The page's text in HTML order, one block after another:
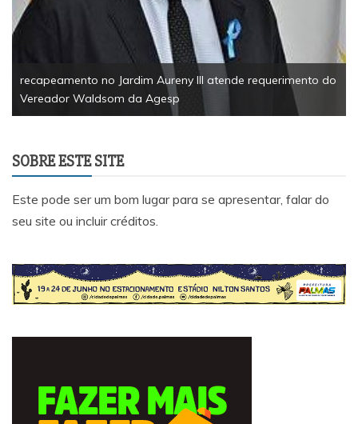
recapeamento no Jardim Aureny III atende requerimento do
Vereador Waldsom da Agesp
SOBRE ESTE SITE
Este pode ser um bom lugar para se apresentar, falar do
seu site ou incluir créditos.